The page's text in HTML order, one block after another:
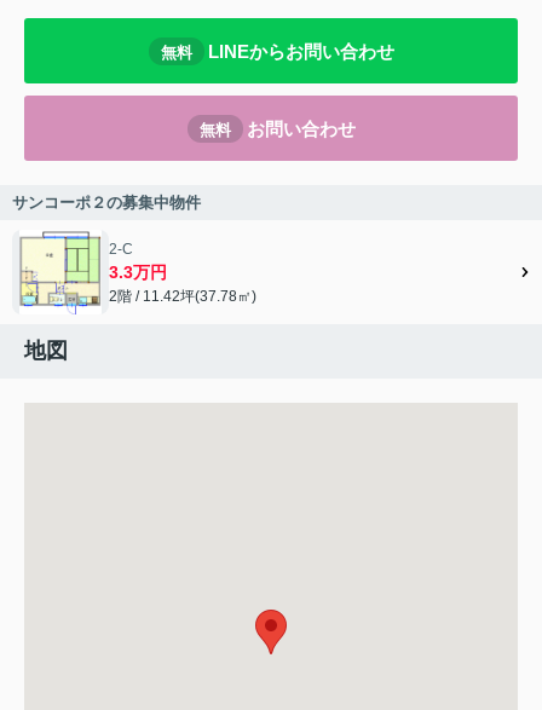
無料 LINEからお問い合わせ
無料 お問い合わせ
サンコーポ２の募集中物件
2-C
3.3万円
2階 / 11.42坪(37.78㎡)
地図